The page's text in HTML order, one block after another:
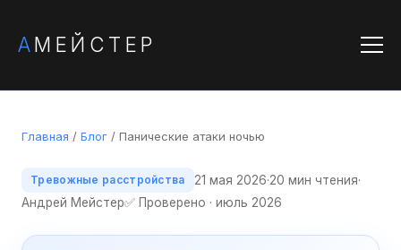
АМЕЙСТЕР
Главная / Блог / Панические атаки ночью
Тревожные расстройства 21 мая 2026·20 мин чтения·
Андрей Мейстер✅ Проверено · июль 2026